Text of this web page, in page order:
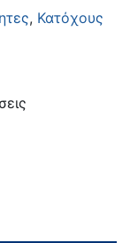
, Κατόχους